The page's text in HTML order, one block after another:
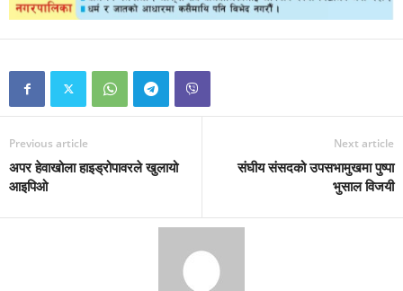
Previous article
अपर हेवाखोला हाइड्रोपावरले खुलायो
आइपिओ
Next article
संघीय संसदको उपसभामुखमा पुष्पा
भुसाल विजयी